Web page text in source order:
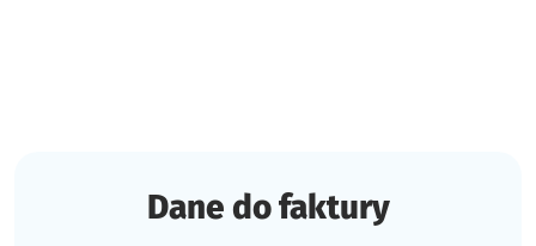
Dane do faktury